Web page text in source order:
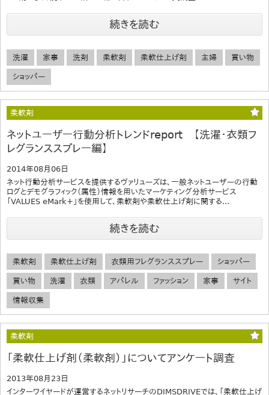
続きを読む
洗濯 家事 洗剤 柔軟剤 柔軟仕上げ剤 主婦 買い物
ショッパー
柔軟剤
ネットユーザー行動分析トレンドreport 【洗濯・衣類フ
レグランススプレー編】
2014年08月06日
ネット行動分析サービスを提供するヴァリューズは、一般ネットユーザーの行動
ログとデモグラフィック（属性）情報を用いたマーケティング分析サービス
「VALUES eMark+」を使用して、柔軟剤や柔軟仕上げ剤に関する...
続きを読む
柔軟剤 柔軟仕上げ剤 衣類用フレグランススプレー ショッパー
買い物 洗濯 衣類 アパレル ファッション 家事 サイト
情報収集
柔軟剤
「柔軟仕上げ剤（柔軟剤）」についてアンケート調査
2013年08月23日
インターワイヤードが運営するネットリサーチのDIMSDRIVEでは、「柔軟仕上げ